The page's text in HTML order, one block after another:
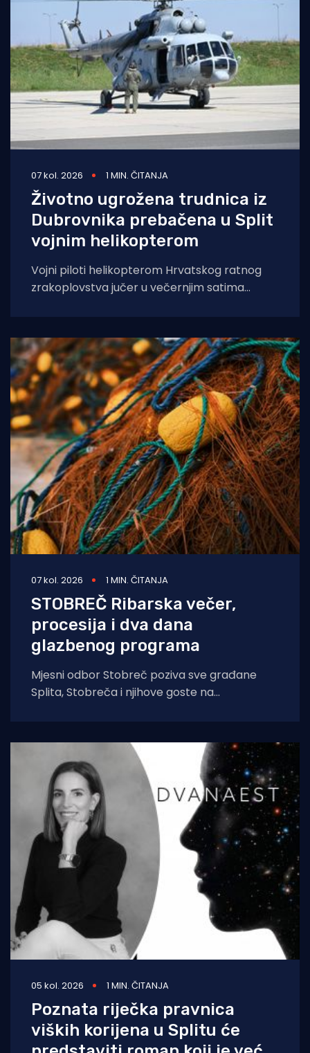
07 kol. 2026 1 MIN. ČITANJA
Životno ugrožena trudnica iz
Dubrovnika prebačena u Split
vojnim helikopterom
Vojni piloti helikopterom Hrvatskog ratnog
zrakoplovstva jučer u večernjim satima
07 kol. 2026 1 MIN. ČITANJA
STOBREČ Ribarska večer,
procesija i dva dana
glazbenog programa
Mjesni odbor Stobreč poziva sve građane
Splita, Stobreča i njihove goste na
05 kol. 2026 1 MIN. ČITANJA
Poznata riječka pravnica
viških korijena u Splitu će